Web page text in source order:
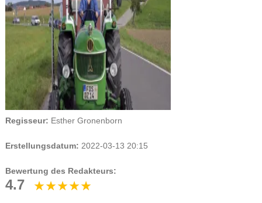
Regisseur: Esther Gronenborn
Erstellungsdatum: 2022-03-13 20:15
Bewertung des Redakteurs:
4.7